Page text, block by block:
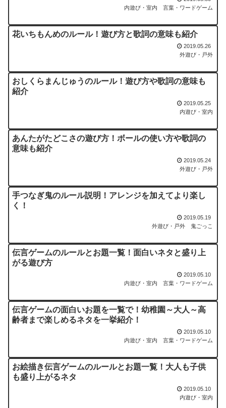
内遊び・室内
言葉・ワードゲーム
花いちもんめのルール！遊び方と歌詞の意味も紹介
2019.05.26
外遊び・戸外
おしくらまんじゅうのルール！遊び方や歌詞の意味も
紹介
2019.05.25
内遊び・室内
あんたがたどこさの遊び方！ボールの使い方や歌詞の
意味も紹介
2019.05.24
外遊び・戸外
手つなぎ鬼のルール説明！アレンジを加えてより楽し
く！
2019.05.19
外遊び・戸外
鬼ごっこ
伝言ゲームのルールとお題一覧！面白いネタと盛り上
がる遊び方
2019.05.10
内遊び・室内
言葉・ワードゲーム
伝言ゲームの面白いお題を一覧で！幼稚園～大人～高
齢者まで楽しめるネタを一挙紹介！
2019.05.10
内遊び・室内
言葉・ワードゲーム
お絵描き伝言ゲームのルールとお題一覧！大人も子供
も盛り上がるネタ
2019.05.10
内遊び・室内